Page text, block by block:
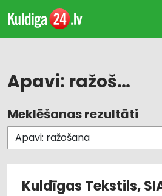
Apavi: ražošana
Visas nozares
Suvenīri, dāvanas
apģērbi un apavi;
Meklēšanas rezultāti
Kuldīgas Tekstils,